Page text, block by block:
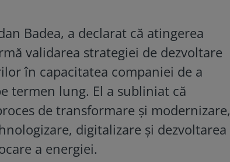
Badea, a declarat că atingerea
validarea strategiei de dezvoltare
în capacitatea companiei de a
termen lung. El a subliniat că
de transformare și modernizare,
digitalizare și dezvoltarea
a energiei.